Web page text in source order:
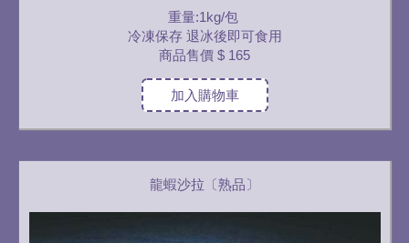
重量:1kg/包
冷凍保存 退冰後即可食用
商品售價 $ 165
加入購物車
龍蝦沙拉〔熟品〕